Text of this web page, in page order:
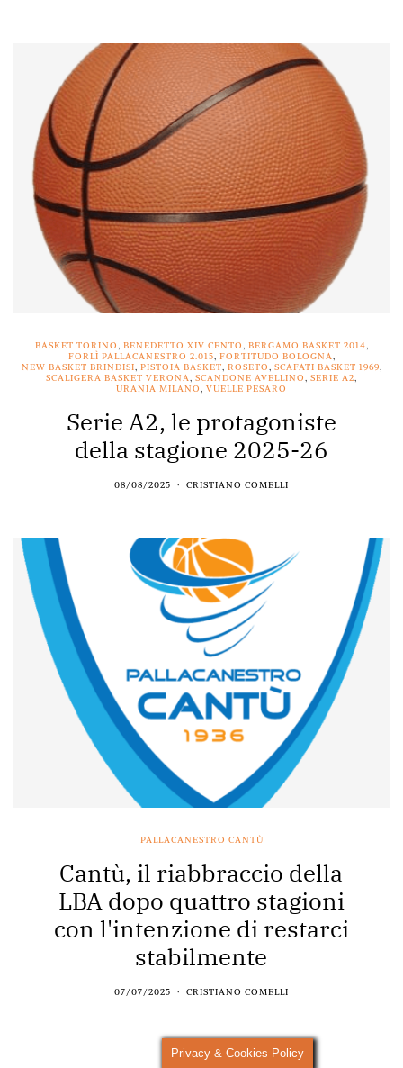
BASKET TORINO BENEDETTO XIV CENTO BERGAMO BASKET 2014
FORLÌ PALLACANESTRO 2.015 FORTITUDO BOLOGNA
NEW BASKET BRINDISI PISTOIA BASKET ROSETO SCAFATI BASKET 1969
SCALIGERA BASKET VERONA
SCANDONE AVELLINO SERIE A2
URANIA MILANO
VUELLE PESARO
Serie A2, le protagoniste
della stagione 2025-26
08/08/2025 CRISTIANO COMELLI
PALLACANESTRO CANTÙ
Cantù, il riabbraccio della
LBA dopo quattro stagioni
con l'intenzione di restarci
stabilmente
07/07/2025 CRISTIANO COMELLI
Privacy & Cookies Policy